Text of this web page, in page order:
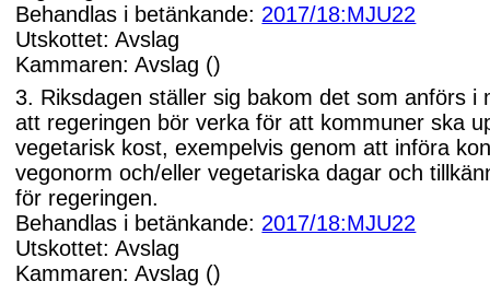
Behandlas i betänkande: 2017/18:MJU22
Utskottet: Avslag
Kammaren: Avslag ()
3. Riksdagen ställer sig bakom det som anförs i
att regeringen bör verka för att kommuner ska
vegetarisk kost, exempelvis genom att införa
vegonorm och/eller vegetariska dagar och
för regeringen.
Behandlas i betänkande: 2017/18:MJU22
Utskottet: Avslag
Kammaren: Avslag ()